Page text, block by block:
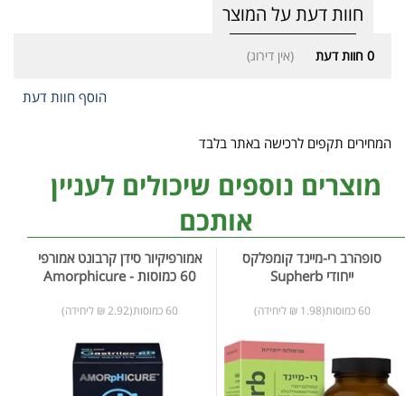
חוות דעת על המוצר
0 חוות דעת (אין דירוג)
הוסף חוות דעת
המחירים תקפים לרכישה באתר בלבד
מוצרים נוספים שיכולים לעניין
אותכם
סופהרב רי-מיינד קומפלקס
ייחודי Supherb
60 כמוסות(1.98 ₪ ליחידה)
אמורפיקיור סידן קרבונט אמורפי
60 כמוסות - Amorphicure
60 כמוסות(2.92 ₪ ליחידה)